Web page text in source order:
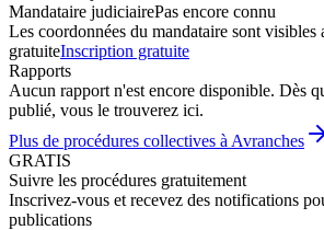
Mandataire judiciairePas encore connu
Les coordonnées du mandataire sont visibles
gratuiteInscription gratuite
Rapports
Aucun rapport n'est encore disponible. Dès
publié, vous le trouverez ici.
Plus de procédures collectives à Avranches
GRATIS
Suivre les procédures gratuitement
Inscrivez-vous et recevez des notifications
publications